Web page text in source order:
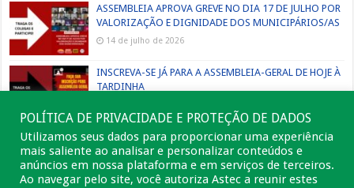
ASSEMBLEIA APROVA GREVE NO DIA 17 DE JULHO POR
VALORIZAÇÃO E DIGNIDADE DOS MUNICIPÁRIOS/AS
14 de julho de 2026
INSCREVA-SE JÁ PARA A ASSEMBLEIA-GERAL DE HOJE À
TARDINHA
POLÍTICA DE PRIVACIDADE E PROTEÇÃO DE DADOS
Utilizamos seus dados para proporcionar uma experiência
mais saliente ao analisar e personalizar conteúdos e
anúncios em nossa plataforma e em serviços de terceiros.
Ao navegar pelo site, você autoriza Astec a reunir estes